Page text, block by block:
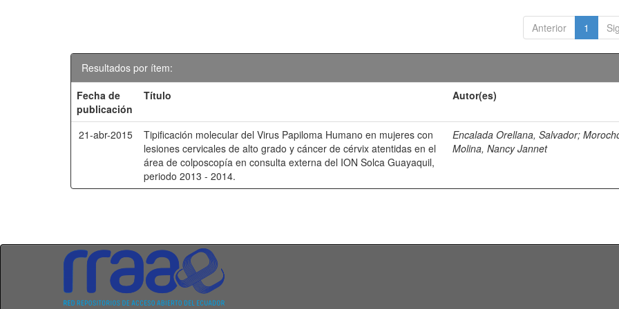
Anterior 1
Resultados por ítem:
Fecha de
publicación
Título Autor(es)
21-abr-2015
Tipificación molecular del Virus Papiloma Humano en mujeres con
lesiones cervicales de alto grado y cáncer de cérvix atentidas en el
área de colposcopía en consulta externa del ION Solca Guayaquil,
periodo 2013 - 2014.
Encalada Orellana, Salvador;
Molina, Nancy Jannet